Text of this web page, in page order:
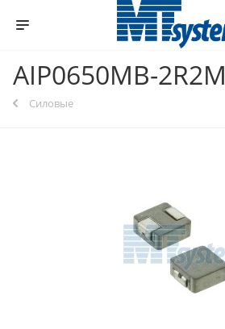
AIP0650MB-2R2M
Силовые